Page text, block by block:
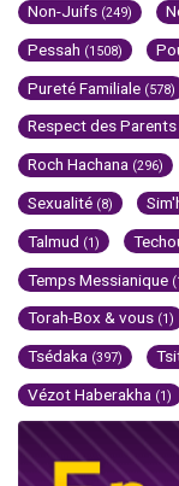
Non-Juifs (249)
Pessah (1508)
Pureté Familiale (578)
Respect des Parents
Roch Hachana (296)
Sexualité (8)
Talmud (1)
Temps Messianique
Torah-Box & vous (1)
Tsédaka (397)
Vézot Haberakha (1)